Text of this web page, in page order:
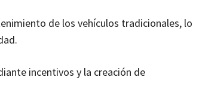
de los vehículos tradicionales, lo
incentivos y la creación de